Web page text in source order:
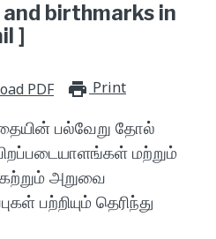
birthmarks in
]
PDF Print
பல்வேறு தோல்
மற்றும்
அறுவை
பற்றியும் தெரிந்து